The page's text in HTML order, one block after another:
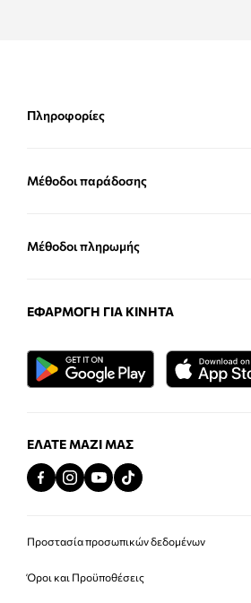
Πληροφορίες
Μέθοδοι παράδοσης
Μέθοδοι πληρωμής
ΕΦΑΡΜΟΓΉ ΓΙΑ ΚΙΝΗΤΆ
ΕΛΆΤΕ ΜΑΖΊ ΜΑΣ
Προστασία προσωπικών δεδομένων
Όροι και Προϋποθέσεις